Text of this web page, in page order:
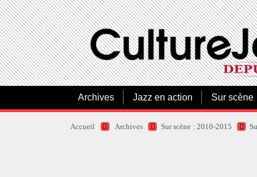
Archives Jazz en action Sur scène
Accueil Archives Sur scène : 2010-2015